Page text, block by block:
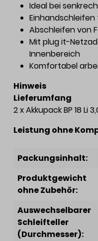
Ideal bei
Abschleifen von
Mit plug it-
Innenbereich
Komfortabel
Hinweis
Lieferumfang
2 x Akkupack BP 18
Leistung ohne
Packungsinhalt:
Produktgewicht
ohne Zubehör:
Auswechselbarer
Schleifteller
(Durchmesser):